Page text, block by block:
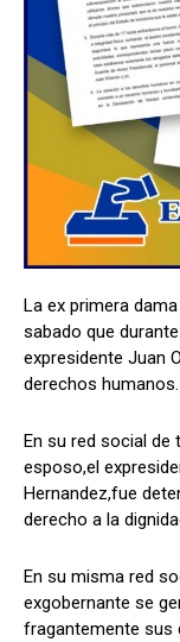
Facebook
Facebook
La ex primera
sabado que
expresidente Juan
derechos humanos.
En su red social de
esposo,el
Hernandez,fue
derecho a la
En su misma red
exgobernante se
fragantemente sus